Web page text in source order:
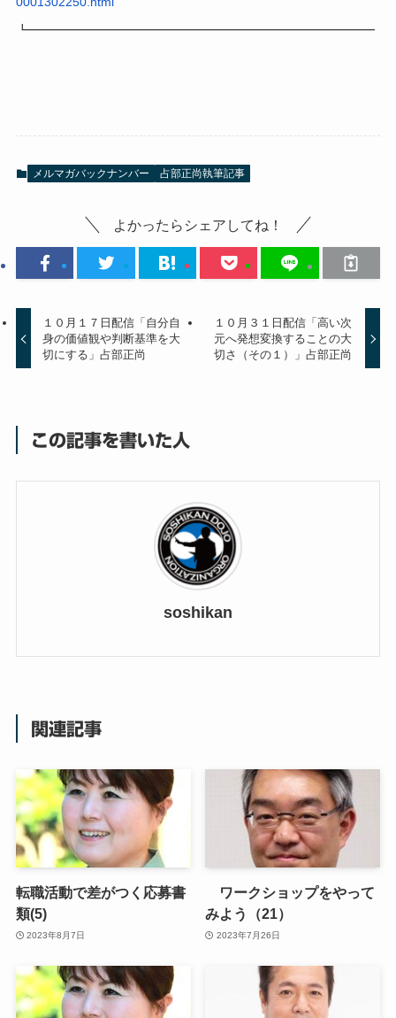
┗━━━━━━━━━━━━━━━━━━━━━━━━━━━━
メルマガバックナンバー 占部正尚執筆記事
よかったらシェアしてね！
１０月１７日配信「自分自
身の価値観や判断基準を大
切にする」占部正尚
１０月３１日配信「高い次
元へ発想変換することの大
切さ（その１）」占部正尚
この記事を書いた人
soshikan
関連記事
転職活動で差がつく応募書
類(5)
2023年8月7日
ワークショップをやって
みよう（21）
2023年7月26日